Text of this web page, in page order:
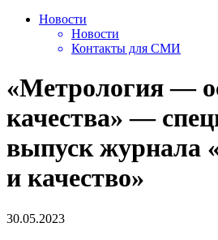
Новости
Новости
Контакты для СМИ
«Метрология —
качества» —
выпуск журнала
и качество»
30.05.2023